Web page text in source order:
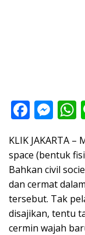
F
ac
e
b
o
o
k
M
e
ss
e
n
g
er
s
A
KLIK JAKARTA
space (bentuk
Bahkan civil
dan cermat
tersebut. Tak
disajikan, tentu
cermin wajah